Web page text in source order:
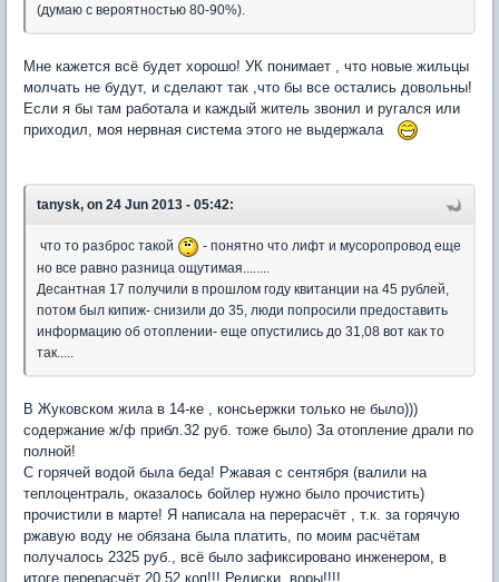
(думаю с вероятностью 80-90%).
Мне кажется всё будет хорошо! УК понимает , что новые жильцы
молчать не будут, и сделают так ,что бы все остались довольны!
Если я бы там работала и каждый житель звонил и ругался или
приходил, моя нервная система этого не выдержала
tanysk, on 24 Jun 2013 - 05:42:
что то разброс такой
- понятно что лифт и мусоропровод еще
но все равно разница ощутимая........
Десантная 17 получили в прошлом году квитанции на 45 рублей,
потом был кипиж- снизили до 35, люди попросили предоставить
информацию об отоплении- еще опустились до 31,08 вот как то
так.....
В Жуковском жила в 14-ке , консьержки только не было)))
содержание ж/ф прибл.32 руб. тоже было) За отопление драли по
полной!
С горячей водой была беда! Ржавая с сентября (валили на
теплоцентраль, оказалось бойлер нужно было прочистить)
прочистили в марте! Я написала на перерасчёт , т.к. за горячую
ржавую воду не обязана была платить, по моим расчётам
получалось 2325 руб., всё было зафиксировано инженером, в
итоге перерасчёт 20,52 коп!!! Редиски, воры!!!!